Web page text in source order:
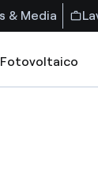
& Media
Fotovoltaico